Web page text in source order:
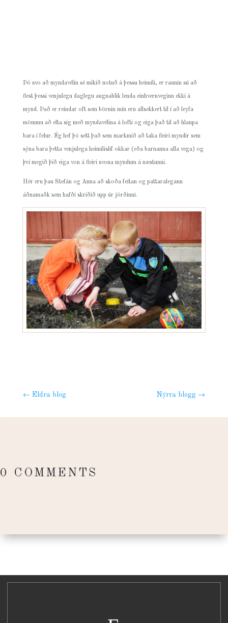
Þó svo að myndavélin sé mikið notuð á þessu heimili, er raunin sú að
flest þessi venjulegu daglegu augnablik lenda einhvernveginn ekki á
mynd. Það er reindar oft sem börnin mín eru allsekkert til í að leyfa
mömmu að elta sig með myndavélina á lofti og eiga það til að hlaupa
bara í felur. Ég hef þó sett það sem markmið að taka fleiri myndir sem
sýna bara þetta venjulega heimilislíf okkar (eða barnanna alla vega) og
því megið þið eiga von á fleiri svona myndum á næstunni.
Hér eru þau Stefán og Anna að skoða feitan og pattaralegann
áðnamaðk sem hafði skriðið upp úr jörðinni.
← Eldra blog Nýrra blogg →
0 COMMENTS